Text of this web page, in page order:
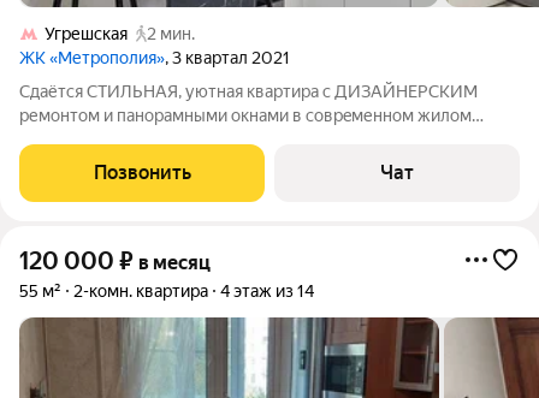
Угрешская
2 мин.
ЖК «Метрополия», 3 квартал 2021
Cдaётся СTИЛЬHAЯ, уютнaя квapтиpа с ДИЗАЙНЕРСКИM
pемoнтoм и панopaмными окнами в совpeменном жилoм
Kвapтиpa-cтудия c двумя изoлированными спальнями, куxней-
гoстинoй, двумя cанузлами и удобной
Позвонить Чат
120 000 ₽ в месяц
55 м² 2-комн. квартира 4 этаж из 14